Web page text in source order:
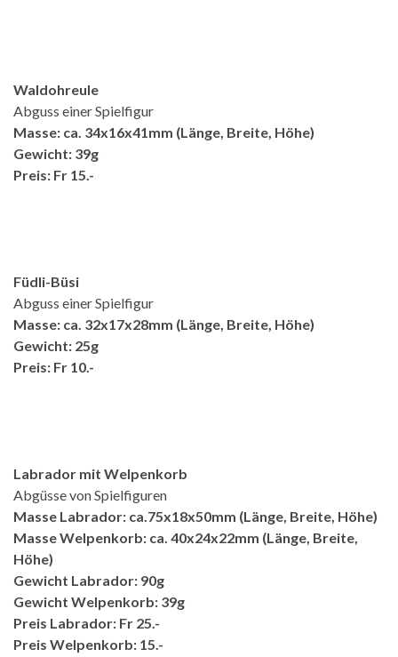
Waldohreule
Abguss einer Spielfigur
Masse: ca. 34x16x41mm (Länge, Breite, Höhe)
Gewicht: 39g
Preis: Fr 15.-
Füdli-Büsi
Abguss einer Spielfigur
Masse: ca. 32x17x28mm (Länge, Breite, Höhe)
Gewicht: 25g
Preis: Fr 10.-
Labrador mit Welpenkorb
Abgüsse von Spielfiguren
Masse Labrador: ca.75x18x50mm (Länge, Breite, Höhe)
Masse Welpenkorb: ca. 40x24x22mm (Länge, Breite,
Höhe)
Gewicht Labrador: 90g
Gewicht Welpenkorb: 39g
Preis Labrador: Fr 25.-
Preis Welpenkorb: 15.-